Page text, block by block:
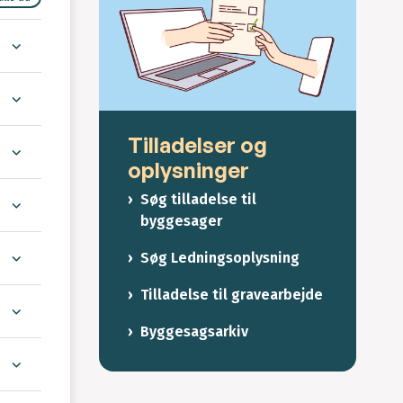
Tilladelser og
oplysninger
Søg tilladelse til
byggesager
Søg Ledningsoplysning
Tilladelse til gravearbejde
Byggesagsarkiv